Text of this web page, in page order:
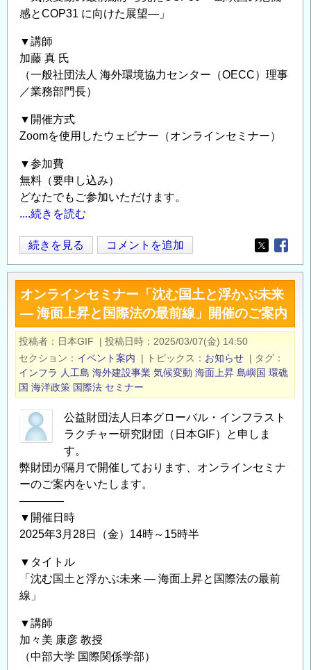
案
の
る
か
―
地
球
模
考
え
る
気
変
動
海
面
上
昇
―」
開
の
ご
内
の
感とCOP31 に向けた展望―」
▼講師
加藤 真 氏
（一般社団法人 海外環境協力センター（OECC）理事
／業務部門長）
▼開催方式
Zoomを使用したウェビナー（オンラインセミナー）
▼参加費
無料（要申し込み）
どなたでもご参加いただけます。
....続きを読む
オ
ン
ラ
イ
ン
セ
ミ
ナ
ー
「気
候
の
最
前
線
か
ら
見
た
―
島
嶼
続きを見る コメントを追加
Opens in
オンラインセミナー「沈む国土と浮かぶ未来
— 海面上昇と国際法の最前線」開催のご案内
投稿者 日本GIF | 投稿日時
2025/03/07(金) 14:50
セクション
イベント案内 | トピックス お知らせ | タグ
インフラ 人工島 海外建設事業 気候変動 海面上昇 島嶼国 環礁
国 海洋政策 国際法 セミナー
公益財団法人日本グローバル・インフラスト
ラクチャー研究財団（日本GIF）と申しま
す。
弊財団が隔月で開催しております、オンラインセミナ
ーのご案内をいたします。
――――
▼開催日時
2025年3月28日（金）14時～15時半
▼タイトル
「沈む国土と浮かぶ未来 — 海面上昇と国際法の最前
線」
▼講師
加々美 康彦 教授
（中部大学 国際関係学部）